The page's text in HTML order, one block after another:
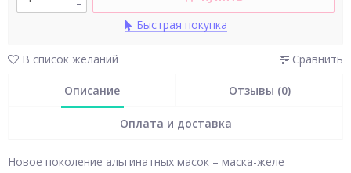
Быстрая покупка
В список желаний Сравнить
Описание Отзывы (0)
Оплата и доставка
Новое поколение альгинатных масок – маска-желе